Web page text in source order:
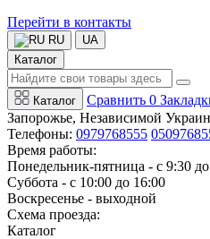
Перейти в контакты
RU
UA
Каталог
Каталог Сравнить 0
Запорожье, Независимой
Телефоны: 0979768555
Время работы:
Понедельник-пятница - с 9:30
Суббота - с 10:00 до 16:00
Воскресенье - выходной
Схема проезда:
Каталог